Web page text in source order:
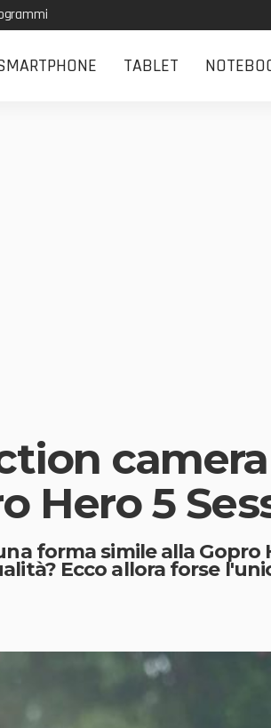
TABLET
Hero 5
forma simile alla Gopro
Ecco allora forse